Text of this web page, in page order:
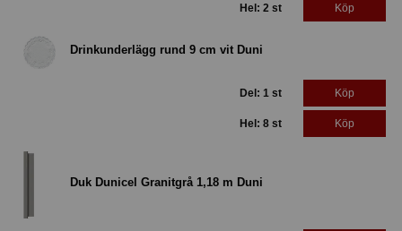
Hel: 2 st Köp
Drinkunderlägg rund 9 cm vit Duni
Del: 1 st Köp
Hel: 8 st Köp
Duk Dunicel Granitgrå 1,18 m Duni